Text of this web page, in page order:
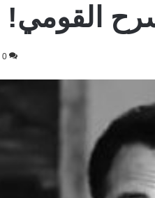
القومي!
0